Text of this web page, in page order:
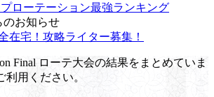
ローテーション最強ランキング
のお知らせ
在宅！攻略ライター募集！
Final ローテ大会の結果をまとめていま
用ください。